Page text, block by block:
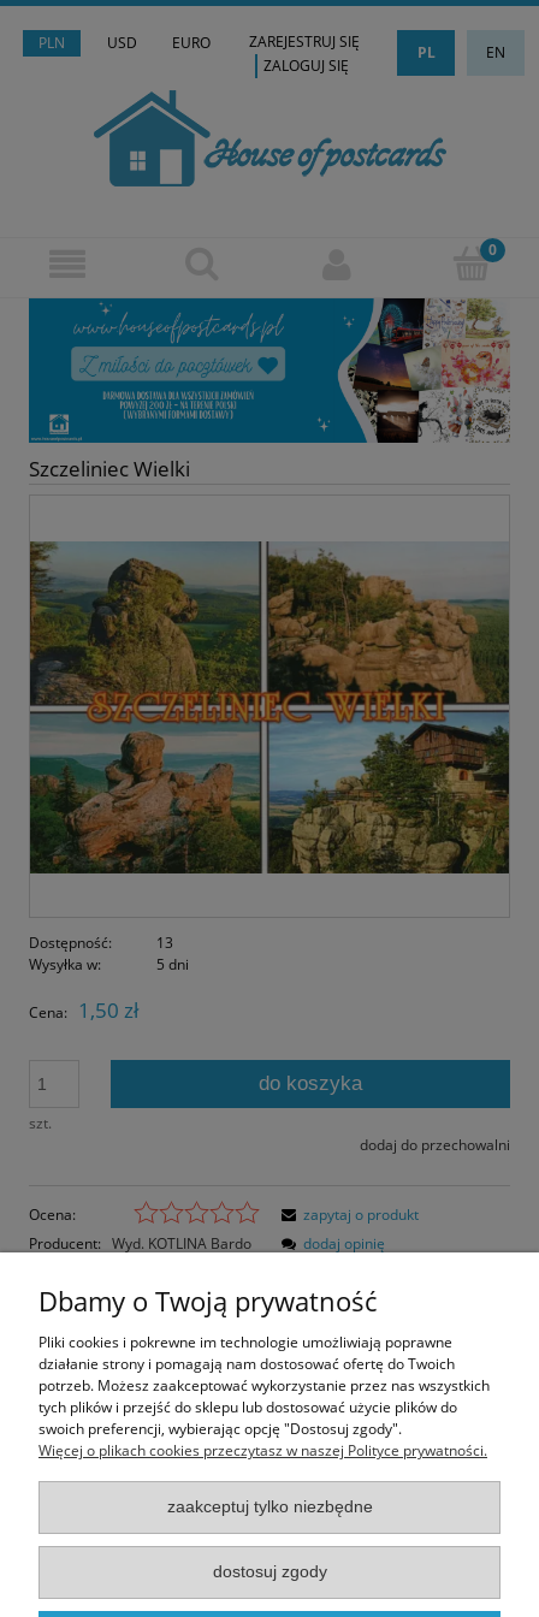
PLN USD EURO PL EN
ZAREJESTRUJ SIĘ
ZALOGUJ SIĘ
Szczeliniec Wielki
Dostępność:
13
Wysyłka w:
5 dni
Cena: 1,50 zł
szt.
do koszyka
dodaj do przechowalni
Ocena:
Producent: Wyd. KOTLINA Bardo
zapytaj o produkt
dodaj opinię
Opis
Opinie o produkcie (0)
Rozmiar pocztówki: 14,5x10,3 cm
Informacje
Moje konto
Dbamy o Twoją prywatność
Pliki cookies i pokrewne im technologie umożliwiają poprawne
działanie strony i pomagają nam dostosować ofertę do Twoich
potrzeb. Możesz zaakceptować wykorzystanie przez nas wszystkich
tych plików i przejść do sklepu lub dostosować użycie plików do
swoich preferencji, wybierając opcję "Dostosuj zgody".
Więcej o plikach cookies przeczytasz w naszej Polityce prywatności.
zaakceptuj tylko niezbędne
dostosuj zgody